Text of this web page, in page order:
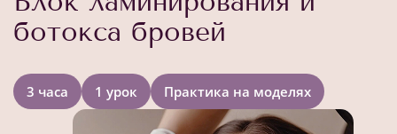
ботокса бровей
3 часа 1 урок Практика на моделях